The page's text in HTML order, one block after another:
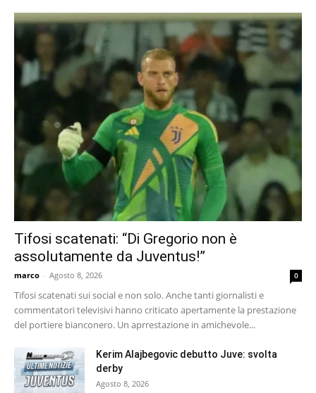
Tifosi scatenati: “Di Gregorio non è
assolutamente da Juventus!”
marco - Agosto 8, 2026 0
Tifosi scatenati sui social e non solo. Anche tanti giornalisti e
commentatori televisivi hanno criticato apertamente la prestazione
del portiere bianconero. Un aprrestazione in amichevole...
Kerim Alajbegovic debutto Juve: svolta
derby
Agosto 8, 2026